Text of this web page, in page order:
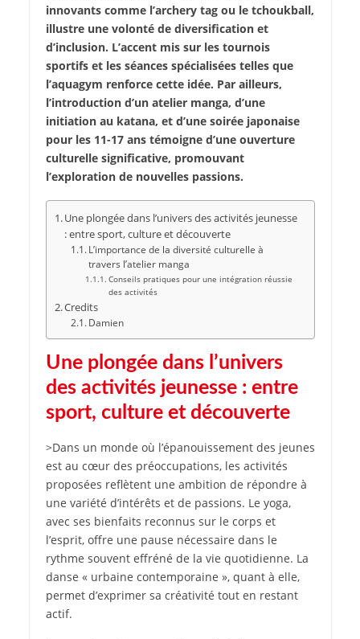
innovants comme l’archery tag ou le tchoukball,
illustre une volonté de diversification et
d’inclusion. L’accent mis sur les tournois
sportifs et les séances spécialisées telles que
l’aquagym renforce cette idée. Par ailleurs,
l’introduction d’un atelier manga, d’une
initiation au katana, et d’une soirée japonaise
pour les 11-17 ans témoigne d’une ouverture
culturelle significative, promouvant
l’exploration de nouvelles passions.
Une plongée dans l’univers des activités jeunesse
: entre sport, culture et découverte
L’importance de la diversité culturelle à
travers l’atelier manga
Conseils pratiques pour une intégration réussie
des activités
Credits
Damien
Une plongée dans l’univers
des activités jeunesse : entre
sport, culture et découverte
>Dans un monde où l’épanouissement des jeunes
est au cœur des préoccupations, les activités
proposées reflètent une ambition de répondre à
une variété d’intérêts et de passions. Le yoga,
avec ses bienfaits reconnus sur le corps et
l’esprit, offre une pause nécessaire dans le
rythme souvent effréné de la vie quotidienne. La
danse « urbaine contemporaine », quant à elle,
permet d’exprimer sa créativité tout en restant
actif.